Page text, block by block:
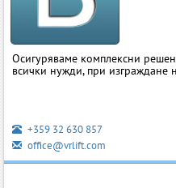
Осигуряваме комплексни
всички нужди, при изграждане
+359 32 630 857
office@vrlift.com